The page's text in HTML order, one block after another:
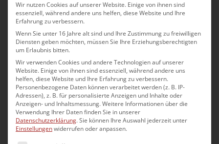
Darüber hinaus werden oft physische Modelle von
den Gebäuden erstellt und Renderings, digitale
Bilder von verschiedenen Szenen im und um das
Haus hergestellt.
Unser Leistungsspektrum umfasst Wohnhäuser,
Mehrfamilienhäuser, Gemeindezentren, Kirchen,
Hotel, Industrie, Gewerbe, Messebau, Bürobauten,
Produktdesign, Fitnessstudio und Außenanlagen.
Wir nutzen Cookies auf unserer Website. Einige von ihnen sind
essenziell, während andere uns helfen, diese Website und Ihre
Erfahrung zu verbessern.
Wenn Sie unter 16 Jahre alt sind und Ihre Zustimmung zu freiwilligen
Diensten geben möchten, müssen Sie Ihre Erziehungsberechtigten
um Erlaubnis bitten.
Wir verwenden Cookies und andere Technologien auf unserer
Website. Einige von ihnen sind essenziell, während andere uns
helfen, diese Website und Ihre Erfahrung zu verbessern.
Personenbezogene Daten können verarbeitet werden (z. B. IP-
Adressen), z. B. für personalisierte Anzeigen und Inhalte oder
Anzeigen- und Inhaltsmessung.Weitere Informationen über die
Verwendung Ihrer Daten finden Sie in unserer
Datenschutzerklärung.Sie können Ihre Auswahl jederzeit unter
Einstellungenwiderrufen oder anpassen.